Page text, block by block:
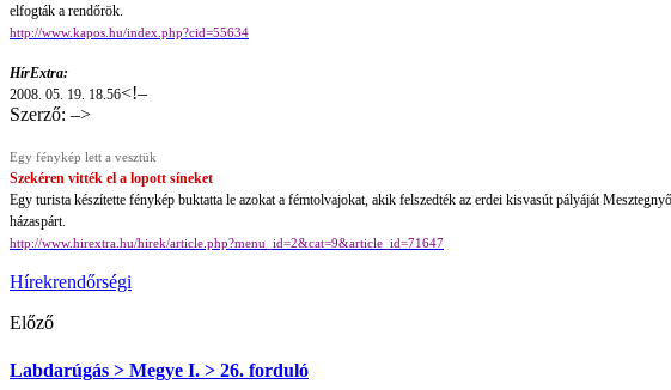
elfogták a rendőrök.
http://www.kapos.hu/index.php?cid=55634
HírExtra:
2008. 05. 19. 18.56<!–
Szerző: –>
Egy fénykép lett a vesztük
Szekéren vitték el a lopott síneket
Egy turista készítette fénykép buktatta le azokat a fémtolvajokat, akik felszedték az erdei kisvasút pályáját
házaspárt.
http://www.hirextra.hu/hirek/article.php?menu_id=2&cat=9&article_id=71647
Hírekrendőrségi
Előző
Labdarúgás > Megye I. > 26. forduló